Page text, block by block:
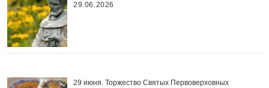
29.06.2026
29 июня. Торжество Святых Первоверховных